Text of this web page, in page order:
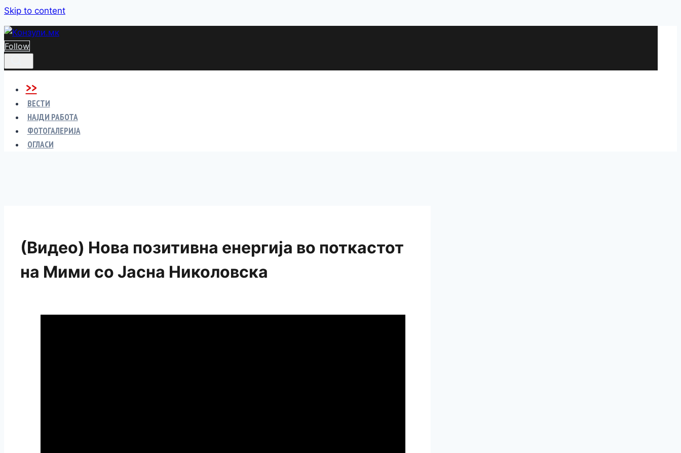
Skip to content
Follow
>>
ВЕСТИ
НАЈДИ РАБОТА
ФОТОГАЛЕРИЈА
ОГЛАСИ
(Видео) Нова позитивна енергија во поткастот
на Мими со Јасна Николовска